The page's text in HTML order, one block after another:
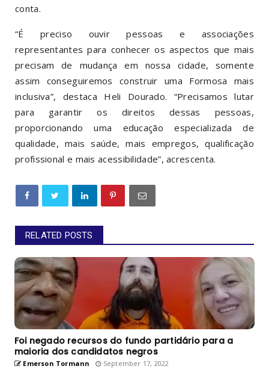
conta.
“É preciso ouvir pessoas e associações
representantes para conhecer os aspectos que mais
precisam de mudança em nossa cidade, somente
assim conseguiremos construir uma Formosa mais
inclusiva”, destaca Heli Dourado. “Precisamos lutar
para garantir os direitos dessas pessoas,
proporcionando uma educação especializada de
qualidade, mais saúde, mais empregos, qualificação
profissional e mais acessibilidade”, acrescenta.
RELATED POSTS
Foi negado recursos do fundo partidário para a
maioria dos candidatos negros
Emerson Tormann September 17, 2022